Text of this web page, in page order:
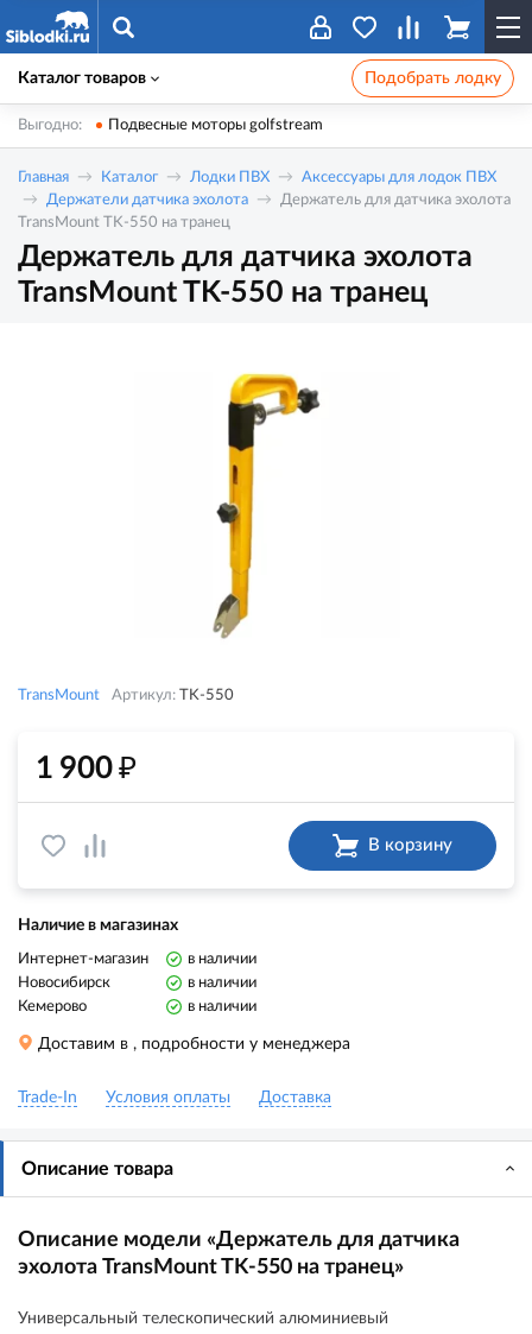
Каталог товаров Подобрать лодку
Выгодно: Подвесные моторы golfstream
Главная Каталог Лодки ПВХ
Аксессуары для лодок ПВХ
Держатели датчика эхолота
Держатель для датчика эхолота
TransMount TK-550 на транец
Держатель для датчика эхолота
TransMount TK-550 на транец
TransMount Артикул: TK-550
1 900₽
В корзину
Наличие в магазинах
Интернет-магазин
в наличии
Новосибирск
в наличии
Кемерово
в наличии
Доставим в , подробности у менеджера
Trade-In Условия оплаты Доставка
Описание товара
Описание модели «Держатель для датчика
эхолота TransMount TK-550 на транец»
Универсальный телескопический алюминиевый